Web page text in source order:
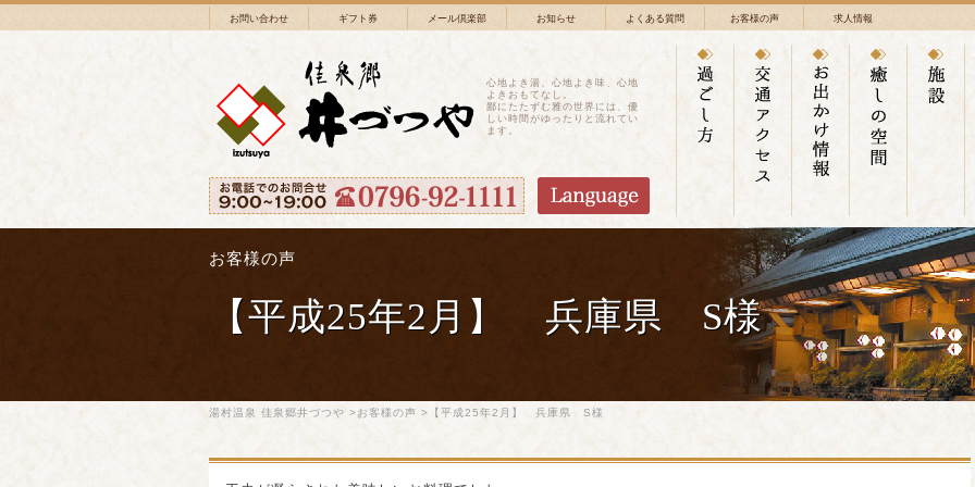
お問い合わせ ギフト券 メール倶楽部 お知らせ よくある質問 お客様の声 求人情報
心地よき湯、心地よき味、心地
よきおもてなし。
鄙にたたずむ雅の世界には、優
しい時間がゆったりと流れてい
ます。
お客様の声
【平成25年2月】 兵庫県 S様
湯村温泉 佳泉郷井づつや >お客様の声 >【平成25年2月】 兵庫県 S様